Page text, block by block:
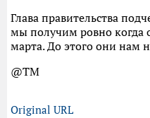
Глава правительства
мы получим ровно когда
марта. До этого они нам
@TM
Original URL